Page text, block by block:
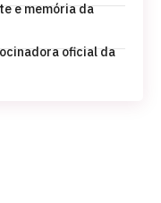
e memória da
oficial da